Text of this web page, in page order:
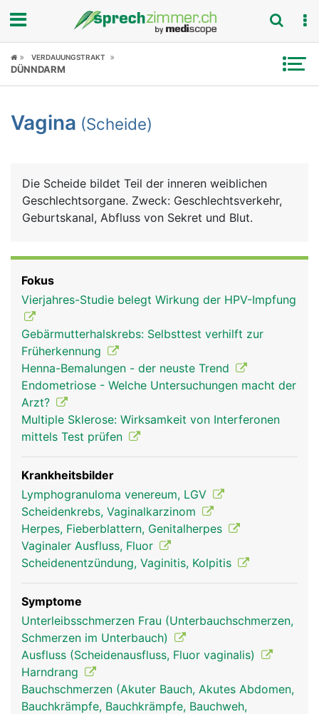
Fokus
Symptome
News
Rubriken
VERDAUUNGSTRAKT
DÜNNDARM
Vagina (Scheide)
Die Scheide bildet Teil der inneren weiblichen
Geschlechtsorgane. Zweck: Geschlechtsverkehr,
Geburtskanal, Abfluss von Sekret und Blut.
Fokus
Vierjahres-Studie belegt Wirkung der HPV-Impfung
Gebärmutterhalskrebs: Selbsttest verhilft zur
Früherkennung
Henna-Bemalungen - der neuste Trend
Endometriose - Welche Untersuchungen macht der
Arzt?
Multiple Sklerose: Wirksamkeit von Interferonen
mittels Test prüfen
Krankheitsbilder
Lymphogranuloma venereum, LGV
Scheidenkrebs, Vaginalkarzinom
Herpes, Fieberblattern, Genitalherpes
Vaginaler Ausfluss, Fluor
Scheidenentzündung, Vaginitis, Kolpitis
Symptome
Unterleibsschmerzen Frau (Unterbauchschmerzen,
Schmerzen im Unterbauch)
Ausfluss (Scheidenausfluss, Fluor vaginalis)
Harndrang
Bauchschmerzen (Akuter Bauch, Akutes Abdomen,
Bauchkrämpfe, Bauchkrämpfe, Bauchweh,